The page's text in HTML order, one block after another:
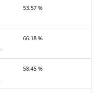
53.57 %
66.18 %
58.45 %